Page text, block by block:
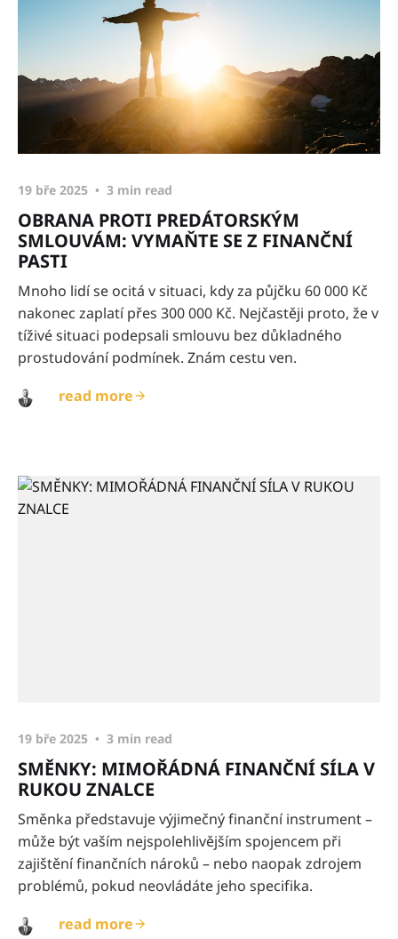
19 bře 2025 3 min read
OBRANA PROTI PREDÁTORSKÝM
SMLOUVÁM: VYMAŇTE SE Z FINANČNÍ
PASTI
Mnoho lidí se ocitá v situaci, kdy za půjčku 60 000 Kč
nakonec zaplatí přes 300 000 Kč. Nejčastěji proto, že v
tíživé situaci podepsali smlouvu bez důkladného
prostudování podmínek. Znám cestu ven.
read more
19 bře 2025 3 min read
SMĚNKY: MIMOŘÁDNÁ FINANČNÍ SÍLA V
RUKOU ZNALCE
Směnka představuje výjimečný finanční instrument –
může být vaším nejspolehlivějším spojencem při
zajištění finančních nároků – nebo naopak zdrojem
problémů, pokud neovládáte jeho specifika.
read more